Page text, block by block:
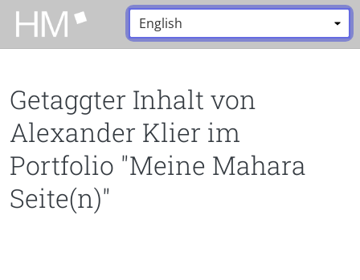
Zum Hauptinhalt zurückspringen
Sprache:
Getaggter Inhalt von
Alexander Klier im
Portfolio "Meine Mahara
Seite(n)"